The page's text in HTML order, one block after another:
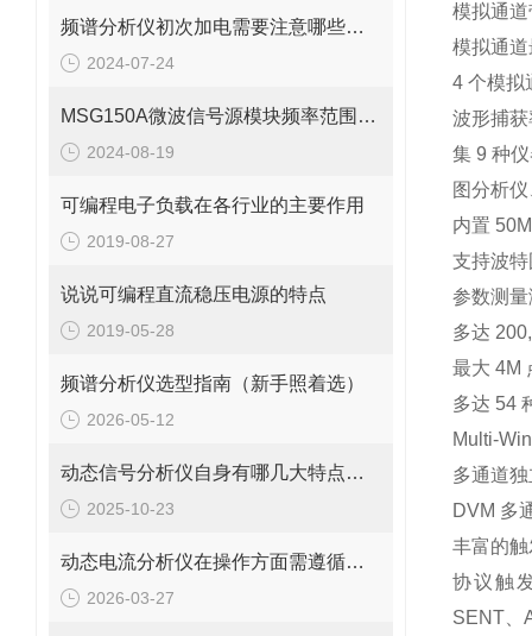
频谱分析仪初次加电需要注意哪些事项？
2024-07-24
MSG150A微波信号源模块频率范围多少？
2024-08-19
可编程电子负载在各行业的主要作用
2019-08-27
说说可编程直流稳压电源的特点
2019-05-28
频谱分析仪选型指南（新手照着选）
2026-05-12
动态信号分析仪自身有哪几大特点呢？
2025-10-23
动态电流分析仪在操作方面需遵循以下流程
2026-03-27
模拟通
模拟通
4 个模拟
波形捕
集 9 种
图分析
内置
支持波
参数测
多达
最大 4M
多达 54
Multi-
多通道独
DVM 多
丰富的
协议触
SENT